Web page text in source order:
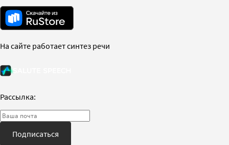
На сайте работает синтез речи
Рассылка:
Подписаться